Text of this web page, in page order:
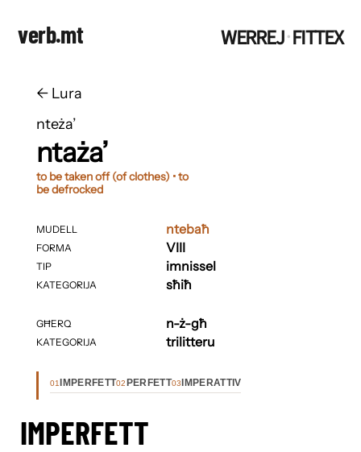
verb.mt WERREJ·FITTEX
← ​​Lura
nteża’
ntaża’
to be taken off (of clothes) • to
be defrocked
MUDELL
FORMA
TIP
KATEGORIJA
GĦERQ
KATEGORIJA
ntebaħ
VIII
imnissel
sħiħ
n-ż-għ
trilitteru
01 IMPERFETT02 PERFETT03 IMPERATTIV
IMPERFETT